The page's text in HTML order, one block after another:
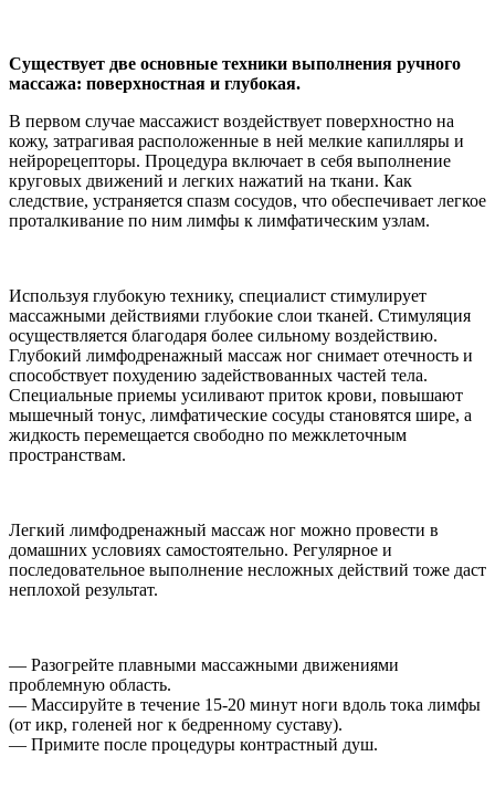
Существует две основные техники выполнения ручного
массажа: поверхностная и глубокая.
В первом случае массажист воздействует поверхностно на
кожу, затрагивая расположенные в ней мелкие капилляры и
нейрорецепторы. Процедура включает в себя выполнение
круговых движений и легких нажатий на ткани. Как
следствие, устраняется спазм сосудов, что обеспечивает легкое
проталкивание по ним лимфы к лимфатическим узлам.
Используя глубокую технику, специалист стимулирует
массажными действиями глубокие слои тканей. Стимуляция
осуществляется благодаря более сильному воздействию.
Глубокий лимфодренажный массаж ног снимает отечность и
способствует похудению задействованных частей тела.
Специальные приемы усиливают приток крови, повышают
мышечный тонус, лимфатические сосуды становятся шире, а
жидкость перемещается свободно по межклеточным
пространствам.
Легкий лимфодренажный массаж ног можно провести в
домашних условиях самостоятельно. Регулярное и
последовательное выполнение несложных действий тоже даст
неплохой результат.
— Разогрейте плавными массажными движениями
проблемную область.
— Массируйте в течение 15-20 минут ноги вдоль тока лимфы
(от икр, голеней ног к бедренному суставу).
— Примите после процедуры контрастный душ.